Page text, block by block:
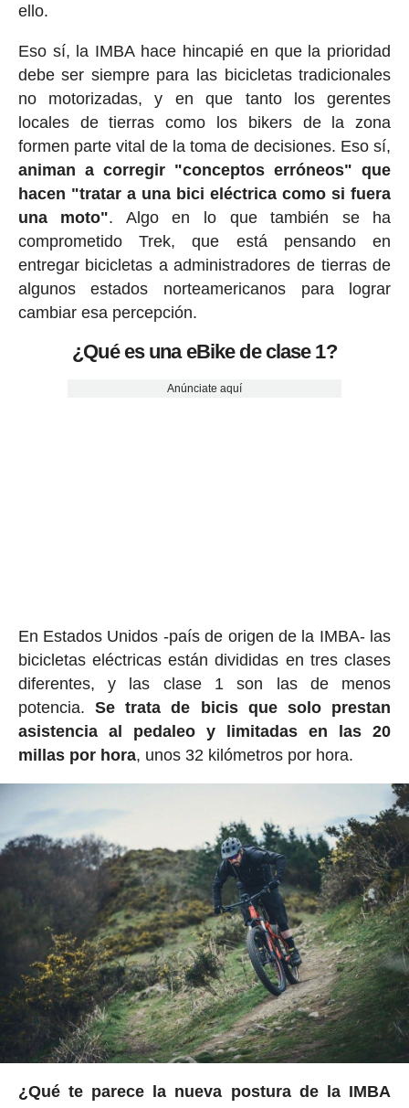
ello.
Eso sí, la IMBA hace hincapié en que la prioridad
debe ser siempre para las bicicletas tradicionales
no motorizadas, y en que tanto los gerentes
locales de tierras como los bikers de la zona
formen parte vital de la toma de decisiones. Eso sí,
animan a corregir "conceptos erróneos" que
hacen "tratar a una bici eléctrica como si fuera
una moto". Algo en lo que también se ha
comprometido Trek, que está pensando en
entregar bicicletas a administradores de tierras de
algunos estados norteamericanos para lograr
cambiar esa percepción.
¿Qué es una eBike de clase 1?
Anúnciate aquí
En Estados Unidos -país de origen de la IMBA- las
bicicletas eléctricas están divididas en tres clases
diferentes, y las clase 1 son las de menos
potencia. Se trata de bicis que solo prestan
asistencia al pedaleo y limitadas en las 20
millas por hora, unos 32 kilómetros por hora.
¿Qué te parece la nueva postura de la IMBA